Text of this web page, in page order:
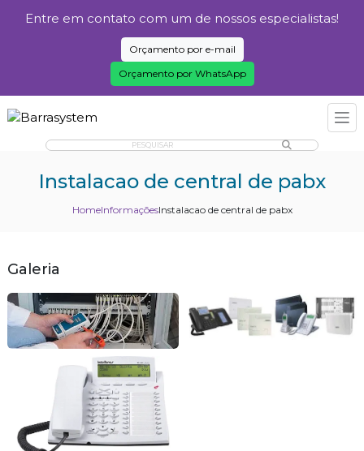
Entre em contato com um de nossos especialistas!
Orçamento por e-mail
Orçamento por WhatsApp
PESQUISAR
Instalacao de central de pabx
HomeInformaçõesInstalacao de central de pabx
Galeria